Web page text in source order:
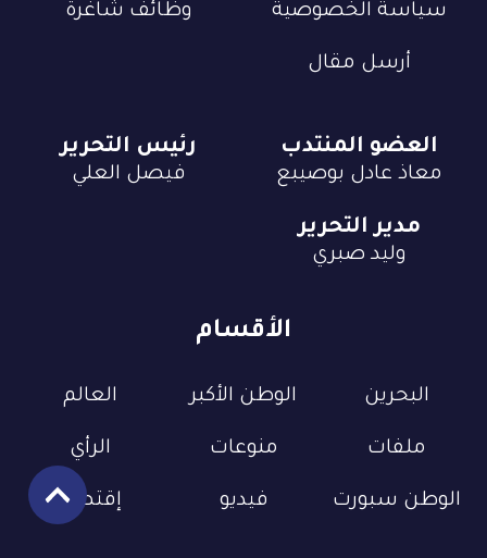
سياسة الخصوصية وظائف شاغرة
أرسل مقال
الأقسام
البحرين الوطن الأكبر العالم
ملفات منوعات الرأي
الوطن سبورت فيديو إقتصاد
العضو المنتدب
معاذ عادل بوصيبع
رئيس التحرير
فيصل العلي
مدير التحرير
وليد صبري